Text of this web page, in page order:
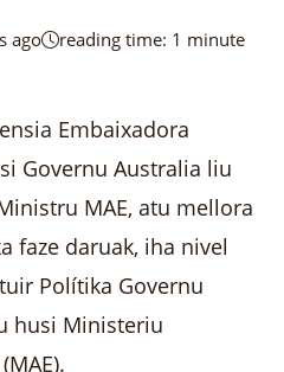
ago reading time: 1 minute
Embaixadora
Governu Australia liu
MAE, atu mellora
faze daruak, iha nivel
Polítika Governu
husi Ministeriu